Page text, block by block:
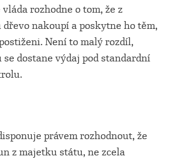
rozhodne o tom, že z
nakoupí a poskytne ho těm,
Není to malý rozdíl,
dostane výdaj pod standardní
právem rozhodnout, že
z majetku státu, ne zcela